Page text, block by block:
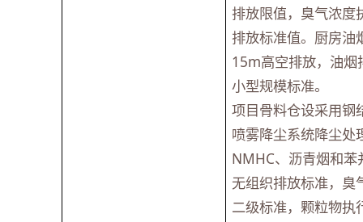
排放限值，臭气浓
排放标准值。厨房油
15m高空排放，油
小型规模标准。
项目骨料仓设采用钢
喷雾降尘系统降尘处
NMHC、沥青烟和
无组织排放标准，臭
二级标准，颗粒物